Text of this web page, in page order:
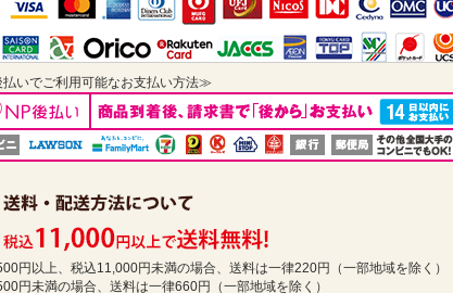
いでご利用可能なお支払い方法≫
円以上、税込11,000円未満の場合、送料は一律220円（一部地域を除く）
円未満の場合、送料は一律660円（一部地域を除く）